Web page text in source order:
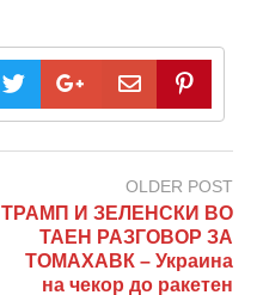
OLDER POST
ТРАМП И ЗЕЛЕНСКИ ВО
ТАЕН РАЗГОВОР ЗА
ТОМАХАВК – Украина
на чекор до ракетен